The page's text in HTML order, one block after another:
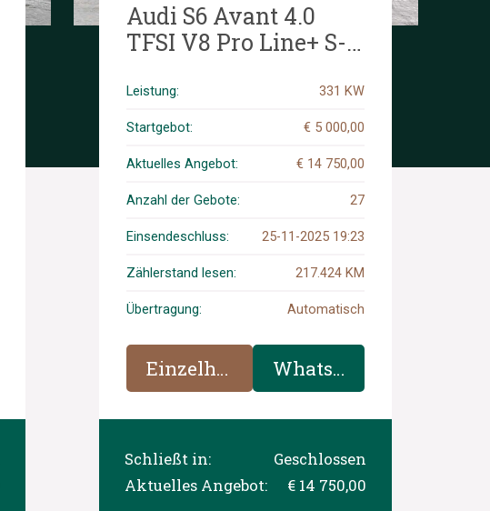
Audi S6 Avant 4.0
TFSI V8 Pro Line+ S-
381-R
Leistung: 331 KW
Startgebot: € 5 000,00
Aktuelles Angebot: € 14 750,00
Anzahl der Gebote: 27
Einsendeschluss: 25-11-2025 19:23
Zählerstand lesen: 217.424 KM
Übertragung: Automatisch
Einzelheiten WhatsApp
Schließt in:
Geschlossen
Aktuelles Angebot:
€ 14 750,00